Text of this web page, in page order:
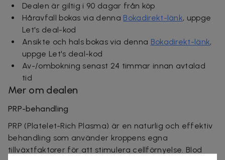
Dealen är giltig i 90 dagar från köp
Håravfall bokas via denna Bokadirekt-länk, uppge
Let's deal-kod
Ansikte och hals bokas via denna Bokadirekt-länk,
uppge Let's deal-kod
Av-/ombokning senast 24 timmar innan avtalad
tid
Mer om dealen
PRP-behandling
PRP (Platelet-Rich Plasma) är en naturlig och effektiv
behandling som använder kroppens egna
tillväxtfaktorer för att stimulera cellförnyelse. Blod